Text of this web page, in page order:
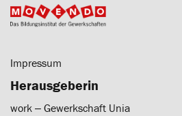
Impressum
Herausgeberin
work ‒ Gewerkschaft Unia